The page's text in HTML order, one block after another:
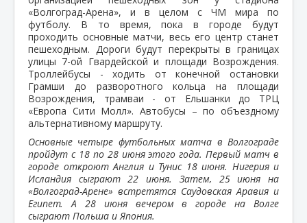
«Волгоград-Арена», и в целом с ЧМ мира по
футболу. В то время, пока в городе будут
проходить основные матчи, весь его центр станет
пешеходным. Дороги будут перекрыты в границах
улицы 7-ой Гвардейской и площади Возрождения.
Троллейбусы - ходить от конечной остановки
Грамши до разворотного кольца на площади
Возрождения, трамваи - от Ельшанки до ТРЦ
«Европа Сити Молл». Автобусы – по объездному
альтернативному маршруту.
Основные четыре футбольных матча в Волгограде
пройдут с 18 по 28 июня этого года. Первый матч в
городе откроют Англия и Тунис 18 июня. Нигерия и
Исландия сыграют 22 июня. Затем, 25 июня на
«Волгоград-Арене» встретятся Саудовская Аравия и
Египет. А 28 июня вечером в городе на Волге
сыграют Польша и Япония.